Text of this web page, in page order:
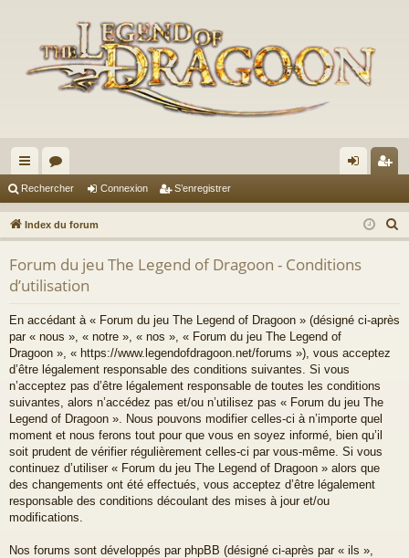
cc
ès
ra
pi
or
u
m
s
ne
xi
on
nr
eg
r
Rechercher Connexion S’enregistrer
Index du forum
e
Forum du jeu The Legend of Dragoon - Conditions
d’utilisation
En accédant à « Forum du jeu The Legend of Dragoon » (désigné ci-après
par « nous », « notre », « nos », « Forum du jeu The Legend of
Dragoon », « https://www.legendofdragoon.net/forums »), vous acceptez
d’être légalement responsable des conditions suivantes. Si vous
n’acceptez pas d’être légalement responsable de toutes les conditions
suivantes, alors n’accédez pas et/ou n’utilisez pas « Forum du jeu The
Legend of Dragoon ». Nous pouvons modifier celles-ci à n’importe quel
moment et nous ferons tout pour que vous en soyez informé, bien qu’il
soit prudent de vérifier régulièrement celles-ci par vous-même. Si vous
continuez d’utiliser « Forum du jeu The Legend of Dragoon » alors que
des changements ont été effectués, vous acceptez d’être légalement
responsable des conditions découlant des mises à jour et/ou
modifications.
Nos forums sont développés par phpBB (désigné ci-après par « ils »,